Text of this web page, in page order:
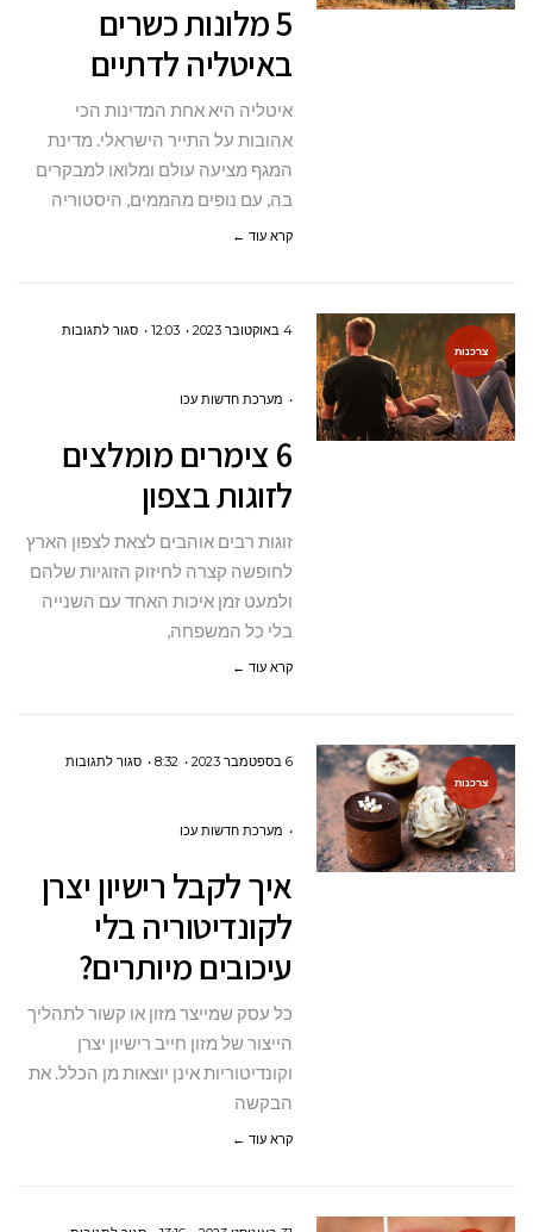
5 מלונות כשרים
באיטליה לדתיים
איטליה היא אחת המדינות הכי
אהובות על התייר הישראלי. מדינת
המגף מציעה עולם ומלואו למבקרים
בה, עם נופים מהממים, היסטוריה
קרא עוד ←
צרכנות
4 באוקטובר 2023 12:03 סגור לתגובותעל
מערכת חדשות עכו
6 צימרים מומלצים
לזוגות בצפון
זוגות רבים אוהבים לצאת לצפון הארץ
לחופשה קצרה לחיזוק הזוגיות שלהם
ולמעט זמן איכות האחד עם השנייה
בלי כל המשפחה,
קרא עוד ←
צרכנות
6 בספטמבר 2023 8:32 סגור לתגובותעל
מיותרים?
מערכת חדשות עכו
איך לקבל רישיון יצרן
לקונדיטוריה בלי
עיכובים מיותרים?
כל עסק שמייצר מזון או קשור לתהליך
הייצור של מזון חייב רישיון יצרן
וקונדיטוריות אינן יוצאות מן הכלל. את
הבקשה
קרא עוד ←